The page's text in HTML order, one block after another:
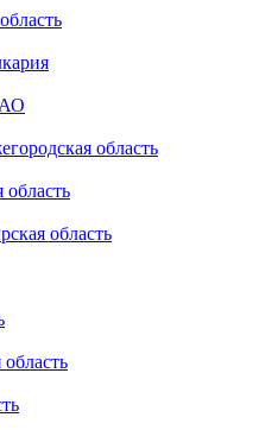
область
область